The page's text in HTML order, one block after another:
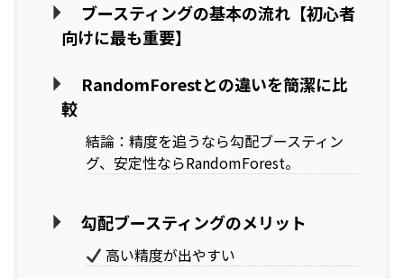
ブースティングの基本の流れ【初心者
向けに最も重要】
RandomForestとの違いを簡潔に比
較
結論：精度を追うなら勾配ブースティン
グ、安定性ならRandomForest。
勾配ブースティングのメリット
高い精度が出やすい